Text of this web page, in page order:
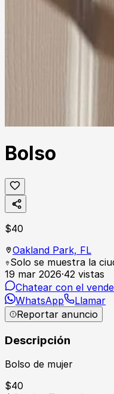
Bolso
$40
Oakland Park, FL
Solo se muestra la
19 mar 2026·42 vistas
Chatear con el
WhatsApp
Llamar
Reportar anuncio
Descripción
Bolso de mujer
$40